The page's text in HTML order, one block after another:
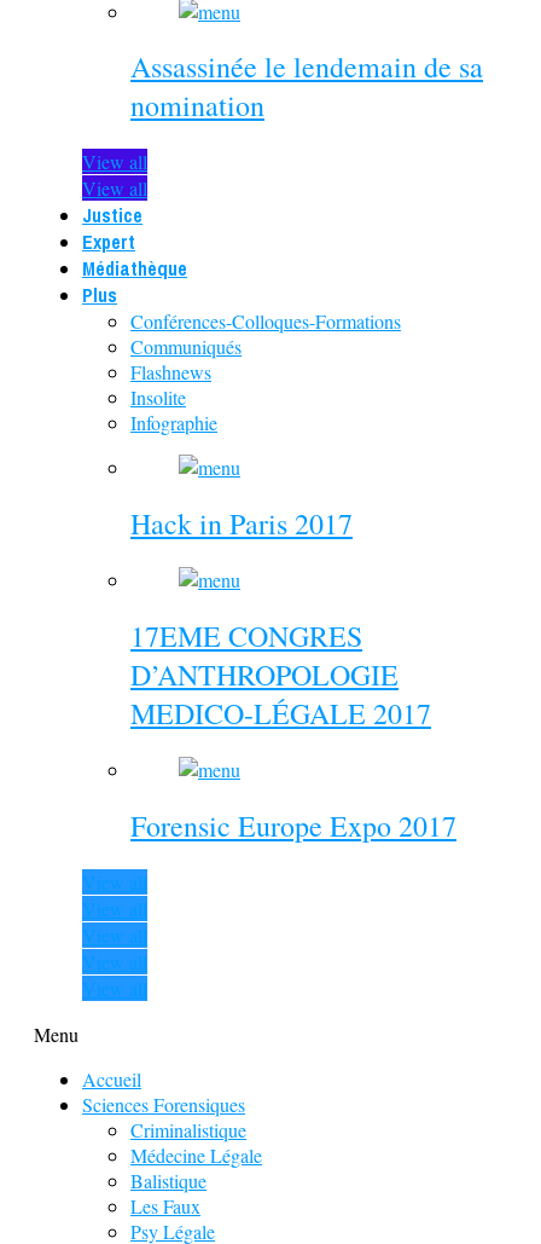
Assassinée le lendemain de sa
nomination
View all
View all
Justice
Expert
Médiathèque
Plus
Conférences-Colloques-Formations
Communiqués
Flashnews
Insolite
Infographie
Hack in Paris 2017
17EME CONGRES
D’ANTHROPOLOGIE
MEDICO-LÉGALE 2017
Forensic Europe Expo 2017
View all
View all
View all
View all
View all
Menu
Accueil
Sciences Forensiques
Criminalistique
Médecine Légale
Balistique
Les Faux
Psy Légale